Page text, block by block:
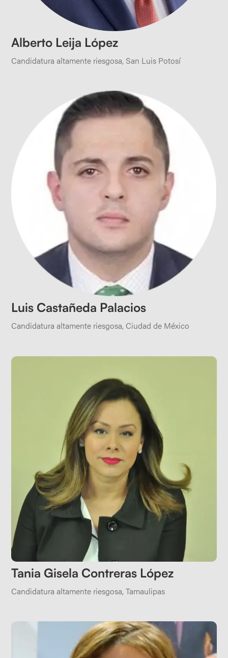
Alberto Leija López
Candidatura altamente riesgosa, San Luis Potosí
Luis Castañeda Palacios
Candidatura altamente riesgosa, Ciudad de México
Tania Gisela Contreras López
Candidatura altamente riesgosa,Tamaulipas